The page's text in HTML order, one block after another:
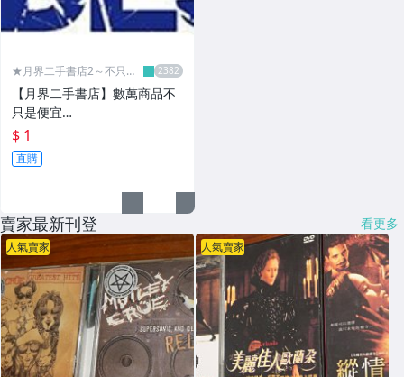
★月界二手書店2～不只是
【月界二手書店】數萬商品不
只是便宜…
$ 1
直購
賣家最新刊登 看更多
人氣賣家 人氣賣家